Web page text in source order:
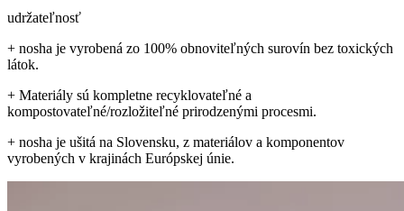
udržateľnosť
+ nosha je vyrobená zo 100% obnoviteľných surovín bez toxických
látok.
+ Materiály sú kompletne recyklovateľné a
kompostovateľné/rozložiteľné prirodzenými procesmi.
+ nosha je ušitá na Slovensku, z materiálov a komponentov
vyrobených v krajinách Európskej únie.